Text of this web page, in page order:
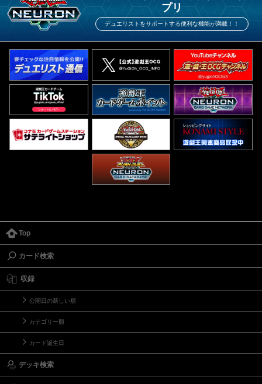
プリ
デュエリストをサポートする便利な機能が満載！！
Top
カード検索
収録
公開日の新しい順
カテゴリー順
カード誕生日
デッキ検索